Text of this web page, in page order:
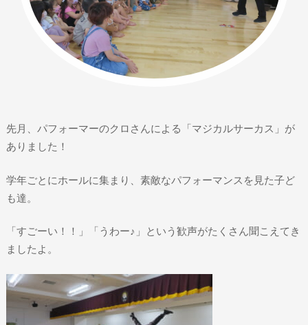
先月、パフォーマーのクロさんによる「マジカルサーカス」が
ありました！
学年ごとにホールに集まり、素敵なパフォーマンスを見た子ど
も達。
「すごーい！！」「うわー♪」という歓声がたくさん聞こえてき
ましたよ。